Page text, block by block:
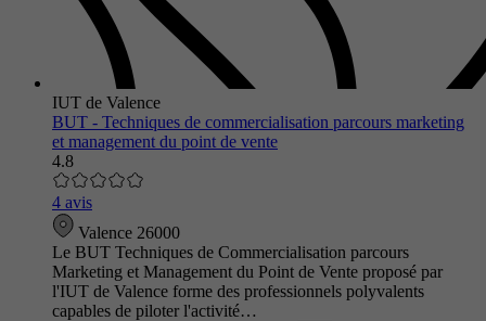
IUT de Valence
BUT - Techniques de commercialisation parcours marketing
et management du point de vente
4.8
4 avis
Valence 26000
Le BUT Techniques de Commercialisation parcours
Marketing et Management du Point de Vente proposé par
l'IUT de Valence forme des professionnels polyvalents
capables de piloter l'activité…